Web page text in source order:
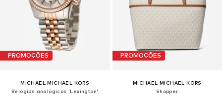
PROMOÇÕES
MICHAEL MICHAEL KORS
Relógios analógicos 'Lexington'
PROMOÇÕES
MICHAEL MICHAEL KORS
Shopper